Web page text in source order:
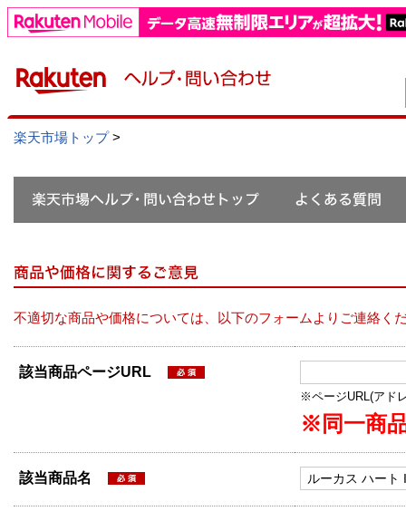
楽天市場トップ>
不適切な商品や価格については、以下のフォームよりご連絡く
該当商品ページURL
※ページURL(アド
※同一商
該当商品名